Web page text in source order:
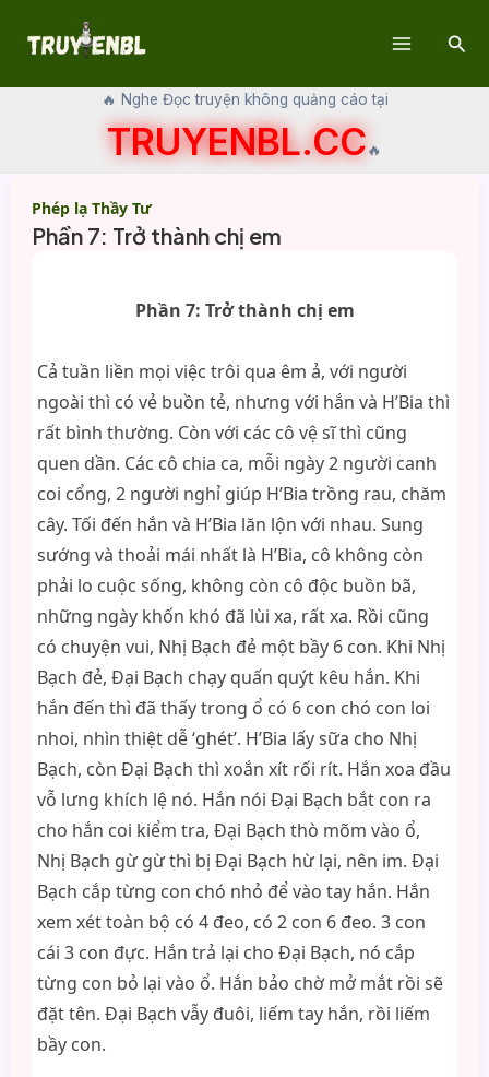
🔥 Nghe Đọc truyện không quảng cáo tại
TRUYENBL.CC🔥
Phép lạ Thầy Tư
Phần 7: Trở thành chị em
Phần 7: Trở thành chị em
Cả tuần liền mọi việc trôi qua êm ả, với người
ngoài thì có vẻ buồn tẻ, nhưng với hắn và H’Bia thì
rất bình thường. Còn với các cô vệ sĩ thì cũng
quen dần. Các cô chia ca, mỗi ngày 2 người canh
coi cổng, 2 người nghỉ giúp H’Bia trồng rau, chăm
cây. Tối đến hắn và H’Bia lăn lộn với nhau. Sung
sướng và thoải mái nhất là H’Bia, cô không còn
phải lo cuộc sống, không còn cô độc buồn bã,
những ngày khốn khó đã lùi xa, rất xa. Rồi cũng
có chuyện vui, Nhị Bạch đẻ một bầy 6 con. Khi Nhị
Bạch đẻ, Đại Bạch chạy quấn quýt kêu hắn. Khi
hắn đến thì đã thấy trong ổ có 6 con chó con loi
nhoi, nhìn thiệt dễ ‘ghét’. H’Bia lấy sữa cho Nhị
Bạch, còn Đại Bạch thì xoắn xít rối rít. Hắn xoa đầu
vỗ lưng khích lệ nó. Hắn nói Đại Bạch bắt con ra
cho hắn coi kiểm tra, Đại Bạch thò mõm vào ổ,
Nhị Bạch gừ gừ thì bị Đại Bạch hừ lại, nên im. Đại
Bạch cắp từng con chó nhỏ để vào tay hắn. Hắn
xem xét toàn bộ có 4 đeo, có 2 con 6 đeo. 3 con
cái 3 con đực. Hắn trả lại cho Đại Bạch, nó cắp
từng con bỏ lại vào ổ. Hắn bảo chờ mở mắt rồi sẽ
đặt tên. Đại Bạch vẫy đuôi, liếm tay hắn, rồi liếm
bầy con.